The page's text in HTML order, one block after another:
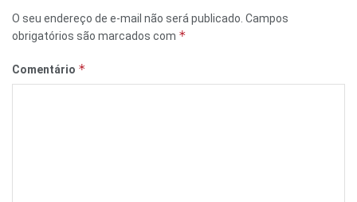
O seu endereço de e-mail não será publicado. Campos
obrigatórios são marcados com *
Comentário *